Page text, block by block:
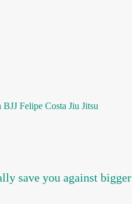
BJJ Felipe Costa Jiu Jitsu
save you against bigger